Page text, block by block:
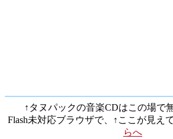
↑タヌパックの音楽CDはこの場で
Flash未対応ブラウザで、↑ここが見え
らへ